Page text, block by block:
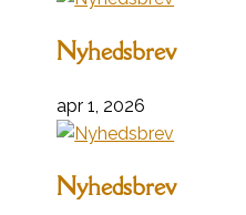
Nyhedsbrev
apr 1, 2026
Nyhedsbrev